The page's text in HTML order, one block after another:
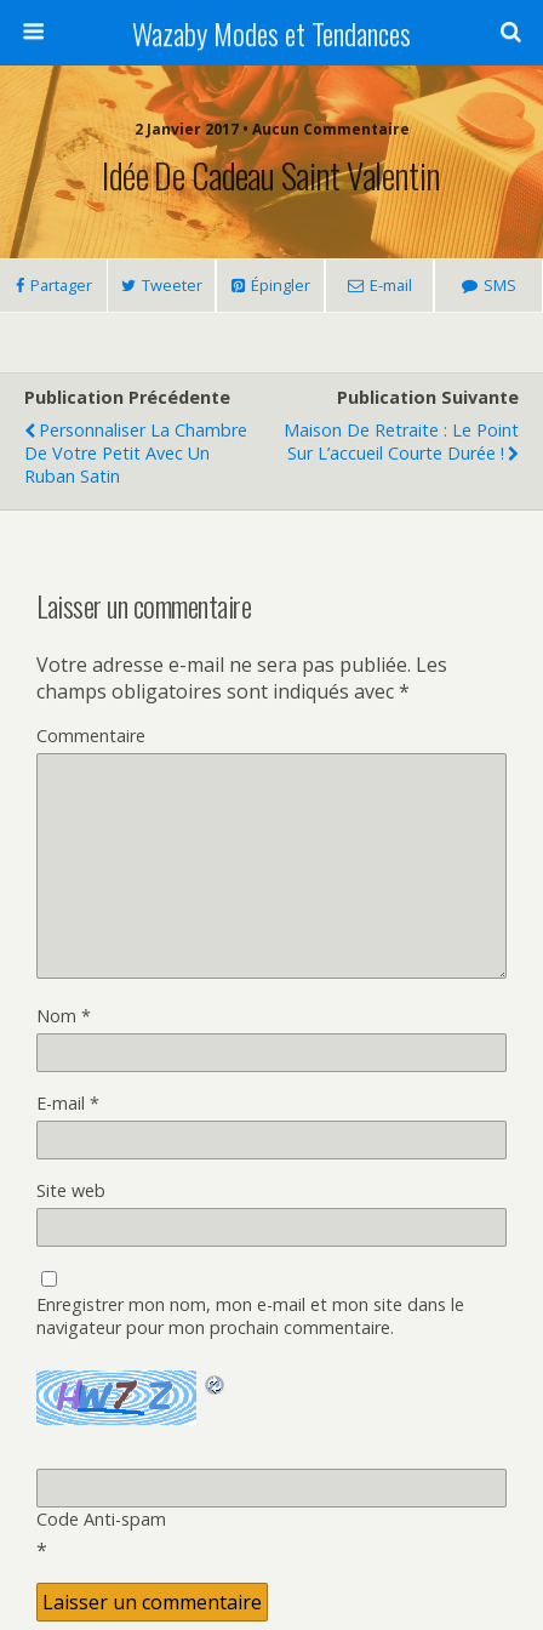
Wazaby Modes et Tendances
2 Janvier 2017 • Aucun Commentaire
Idée De Cadeau Saint Valentin
Partager Tweeter Épingler E-mail SMS
Publication Précédente
Personnaliser La Chambre
De Votre Petit Avec Un
Ruban Satin
Publication Suivante
Maison De Retraite : Le Point
Sur L’accueil Courte Durée !
Laisser un commentaire
Votre adresse e-mail ne sera pas publiée. Les
champs obligatoires sont indiqués avec*
Commentaire
Nom *
E-mail *
Site web
Enregistrer mon nom, mon e-mail et mon site dans le
navigateur pour mon prochain commentaire.
Code Anti-spam
*